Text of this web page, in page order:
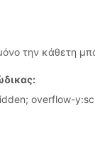
την κάθετη
overflow-